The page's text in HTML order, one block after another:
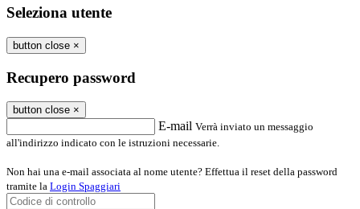
Seleziona utente
button close ×
Recupero password
button close ×
E-mail Verrà inviato un messaggio
all'indirizzo indicato con le istruzioni necessarie.
Non hai una e-mail associata al nome utente? Effettua il reset della password
tramite la Login Spaggiari